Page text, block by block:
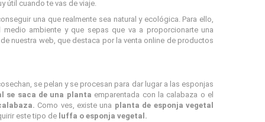
útil cuando te vas de viaje.
una que realmente sea natural y ecológica. Para ello,
ambiente y que sepas que va a proporcionarte una
nuestra web, que destaca por la venta online de productos
se pelan y se procesan para dar lugar a las esponjas
se saca de una planta emparentada con la calabaza o el
Como ves, existe una planta de esponja vegetal
este tipo de luffa o esponja vegetal.